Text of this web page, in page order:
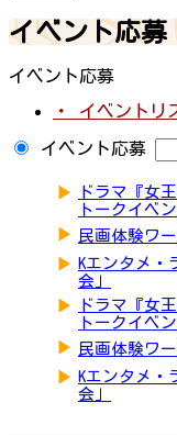
イベント応募
イベント応募
・ イベントリ
イベント応募
▶
ドラマ『女
トークイベ
▶ 民画体験ワ
▶ Kエンタメ・
会」
▶
ドラマ『女
トークイベ
▶ 民画体験ワ
▶ Kエンタメ・
会」